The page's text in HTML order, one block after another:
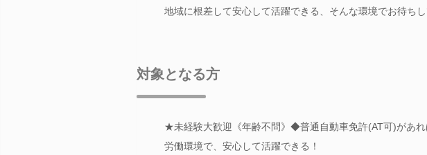
地域に根差して安心して活躍できる、そんな環境でお待ちし
対象となる方
★未経験大歓迎《年齢不問》◆普通自動車免許(AT可)があ
労働環境で、安心して活躍できる！